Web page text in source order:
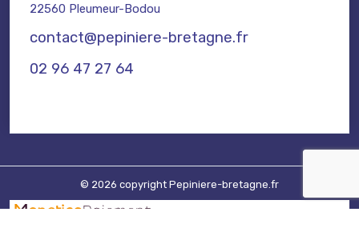
22560 Pleumeur-Bodou
contact@pepiniere-bretagne.fr
02 96 47 27 64
© 2026 copyright Pepiniere-bretagne.fr